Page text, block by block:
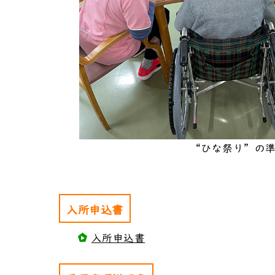
“ひな祭り”の
入所申込書
入所申込書